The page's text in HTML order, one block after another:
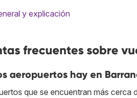
y explicación
frecuentes sobre
aeropuertos hay en
que se encuentran más cerca